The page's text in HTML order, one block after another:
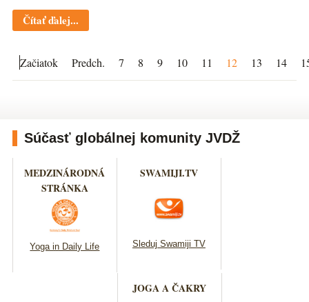
Čítať ďalej...
Začiatok Predch. 7 8 9 10 11 12 13 14
Súčasť globálnej komunity JVDŽ
MEDZINÁRODNÁ
STRÁNKA
Yoga in Daily Life
SWAMIJI.TV
Sleduj Swamiji TV
JOGA A ČAKRY